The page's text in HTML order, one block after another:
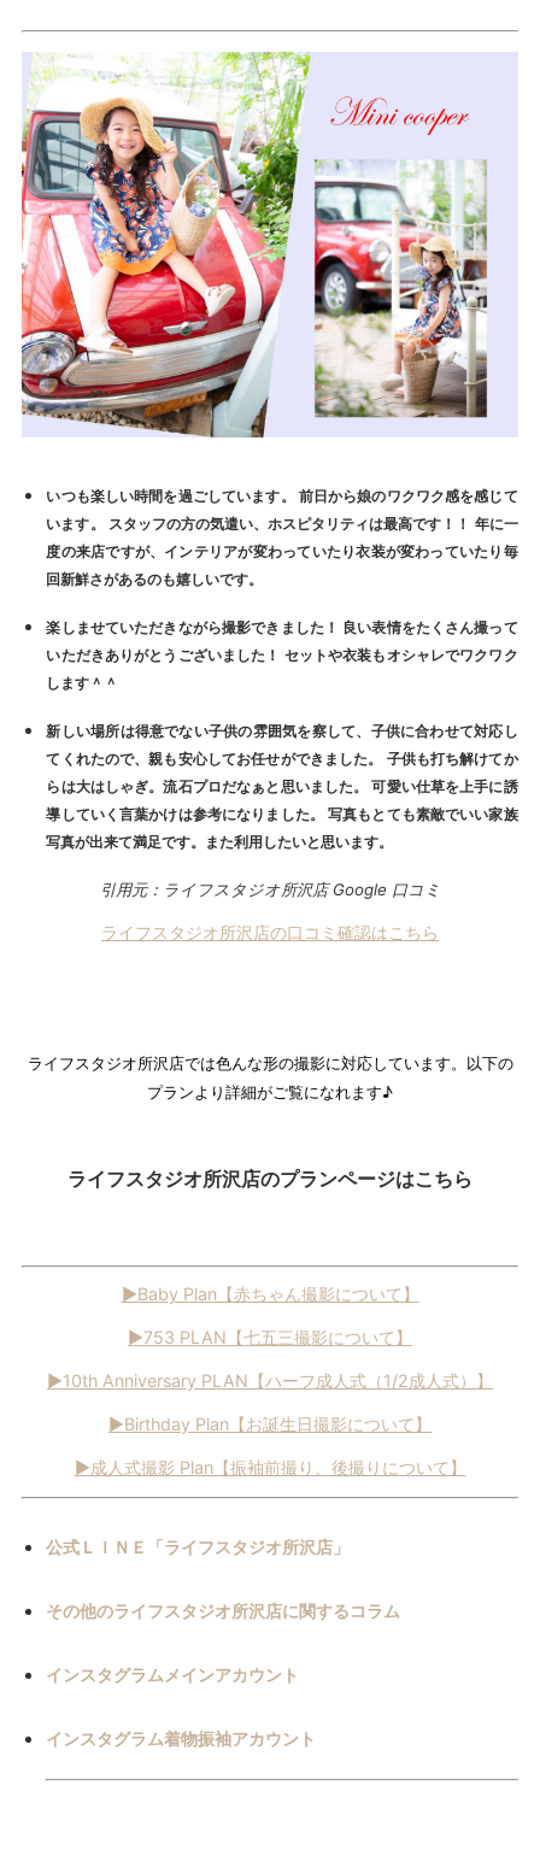
いつも楽しい時間を過ごしています。 前日から娘のワクワク感を感じて
います。 スタッフの方の気遣い、ホスピタリティは最高です！！ 年に一
度の来店ですが、インテリアが変わっていたり衣装が変わっていたり毎
回新鮮さがあるのも嬉しいです。
楽しませていただきながら撮影できました！ 良い表情をたくさん撮って
いただきありがとうございました！ セットや衣装もオシャレでワクワク
します＾＾
新しい場所は得意でない子供の雰囲気を察して、子供に合わせて対応し
てくれたので、親も安心してお任せができました。 子供も打ち解けてか
らは大はしゃぎ。流石プロだなぁと思いました。 可愛い仕草を上手に誘
導していく言葉かけは参考になりました。 写真もとても素敵でいい家族
写真が出来て満足です。また利用したいと思います。
引用元：ライフスタジオ所沢店 Google 口コミ
ライフスタジオ所沢店の口コミ確認はこちら
ライフスタジオ所沢店では色んな形の撮影に対応しています。以下の
プランより詳細がご覧になれます♪
ライフスタジオ所沢店のプランページはこちら
▶Baby Plan【赤ちゃん撮影について】
▶753 PLAN【七五三撮影について】
▶10th Anniversary PLAN【ハーフ成人式（1/2成人式）】
▶Birthday Plan【お誕生日撮影について】
▶成人式撮影 Plan【振袖前撮り、後撮りについて】
公式ＬＩＮＥ「ライフスタジオ所沢店」
その他のライフスタジオ所沢店に関するコラム
インスタグラムメインアカウント
インスタグラム着物振袖アカウント